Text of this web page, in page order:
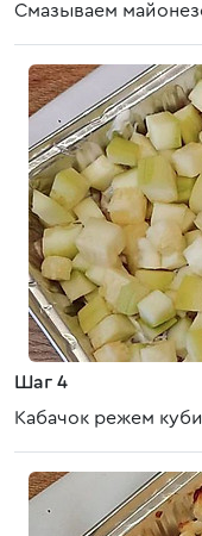
Смазываем
Шаг 4
Кабачок режем